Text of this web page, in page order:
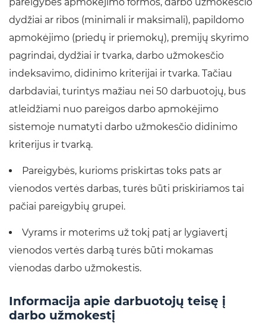
dydžiai ar ribos (minimali ir maksimali), papildomo
apmokėjimo (priedų ir priemokų), premijų skyrimo
pagrindai, dydžiai ir tvarka, darbo užmokesčio
indeksavimo, didinimo kriterijai ir tvarka. Tačiau
darbdaviai, turintys mažiau nei 50 darbuotojų, bus
atleidžiami nuo pareigos darbo apmokėjimo
sistemoje numatyti darbo užmokesčio didinimo
kriterijus ir tvarką.
Pareigybės, kurioms priskirtas toks pats ar
vienodos vertės darbas, turės būti priskiriamos tai
pačiai pareigybių grupei.
Vyrams ir moterims už tokį patį ar lygiavertį
vienodos vertės darbą turės būti mokamas
vienodas darbo užmokestis.
Informacija apie darbuotojų teisę į
darbo užmokestį